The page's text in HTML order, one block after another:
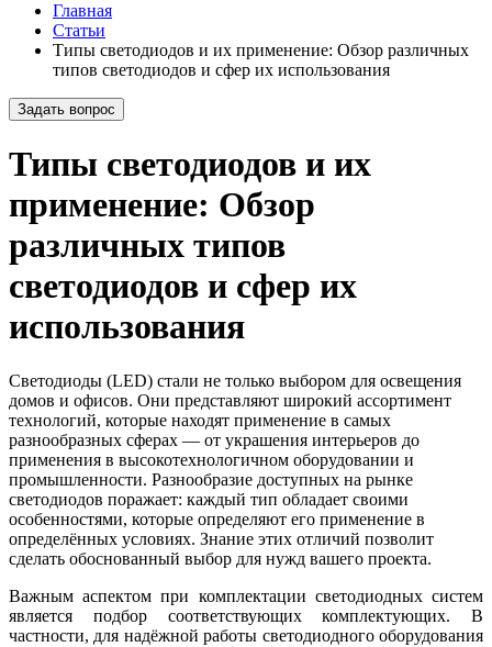
Главная
Статьи
Типы светодиодов и их применение: Обзор различных
типов светодиодов и сфер их использования
Задать вопрос
Типы светодиодов и их
применение: Обзор
различных типов
светодиодов и сфер их
использования
Светодиоды (LED) стали не только выбором для освещения
домов и офисов. Они представляют широкий ассортимент
технологий, которые находят применение в самых
разнообразных сферах — от украшения интерьеров до
применения в высокотехнологичном оборудовании и
промышленности. Разнообразие доступных на рынке
светодиодов поражает: каждый тип обладает своими
особенностями, которые определяют его применение в
определённых условиях. Знание этих отличий позволит
сделать обоснованный выбор для нужд вашего проекта.
Важным аспектом при комплектации светодиодных систем
является подбор соответствующих комплектующих. В
частности, для надёжной работы светодиодного оборудования